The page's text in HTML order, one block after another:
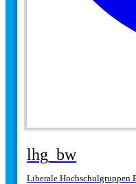
lhg_bw
Liberale Hochschulgruppen